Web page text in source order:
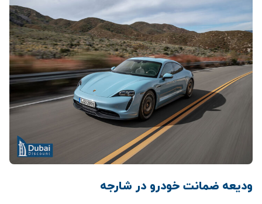
ودیعه ضمانت خودرو در شارجه